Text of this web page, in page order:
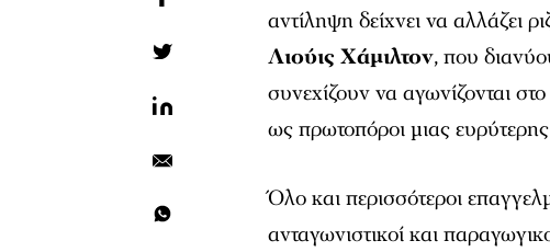
αντίληψη δείχνει να αλλάζει
Λιούις Χάμιλτον, που
συνεχίζουν να αγωνίζονται
ως πρωτοπόροι μιας
Όλο και περισσότεροι
ανταγωνιστικοί και